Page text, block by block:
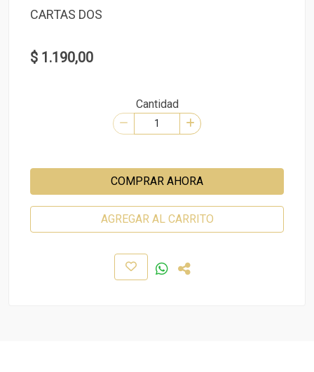
CARTAS DOS
$ 1.190,00
Cantidad
COMPRAR AHORA
AGREGAR AL CARRITO